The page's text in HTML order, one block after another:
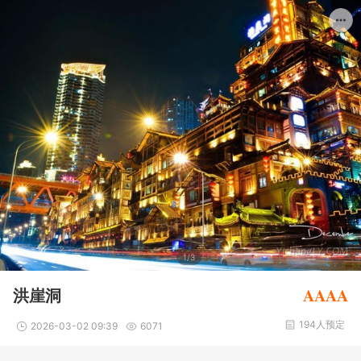
1/3
AAAA
洪崖洞
2026-03-02 09:39 6071 194人预定